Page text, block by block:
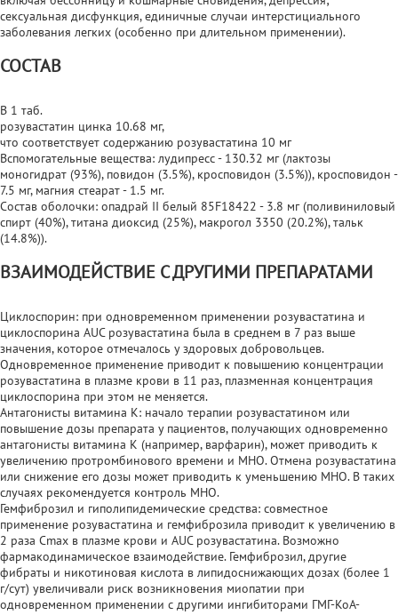
сексуальная дисфункция, единичные случаи интерстициального
заболевания легких (особенно при длительном применении).
СОСТАВ
В 1 таб.
розувастатин цинка 10.68 мг,
что соответствует содержанию розувастатина 10 мг
Вспомогательные вещества: лудипресс - 130.32 мг (лактозы
моногидрат (93%), повидон (3.5%), кросповидон (3.5%)), кросповидон -
7.5 мг, магния стеарат - 1.5 мг.
Состав оболочки: опадрай II белый 85F18422 - 3.8 мг (поливиниловый
спирт (40%), титана диоксид (25%), макрогол 3350 (20.2%), тальк
(14.8%)).
ВЗАИМОДЕЙСТВИЕ С ДРУГИМИ ПРЕПАРАТАМИ
Циклоспорин: при одновременном применении розувастатина и
циклоспорина AUC розувастатина была в среднем в 7 раз выше
значения, которое отмечалось у здоровых добровольцев.
Одновременное применение приводит к повышению концентрации
розувастатина в плазме крови в 11 раз, плазменная концентрация
циклоспорина при этом не меняется.
Антагонисты витамина К: начало терапии розувастатином или
повышение дозы препарата у пациентов, получающих одновременно
антагонисты витамина К (например, варфарин), может приводить к
увеличению протромбинового времени и MHO. Отмена розувастатина
или снижение его дозы может приводить к уменьшению MHO. В таких
случаях рекомендуется контроль MHO.
Гемфиброзил и гиполипидемические средства: совместное
применение розувастатина и гемфиброзила приводит к увеличению в
2 раза Сmах в плазме крови и AUC розувастатина. Возможно
фармакодинамическое взаимодействие. Гемфиброзил, другие
фибраты и никотиновая кислота в липидоснижающих дозах (более 1
г/сут) увеличивали риск возникновения миопатии при
одновременном применении с другими ингибиторами ГМГ-КоА-